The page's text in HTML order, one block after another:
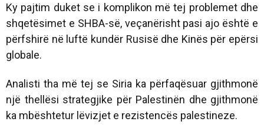
Ky pajtim duket se i komplikon më tej problemet dhe
shqetësimet e SHBA-së, veçanërisht pasi ajo është e
përfshirë në luftë kundër Rusisë dhe Kinës për epërsi
globale.
Analisti tha më tej se Siria ka përfaqësuar gjithmonë
një thellësi strategjike për Palestinën dhe gjithmonë
ka mbështetur lëvizjet e rezistencës palestineze.